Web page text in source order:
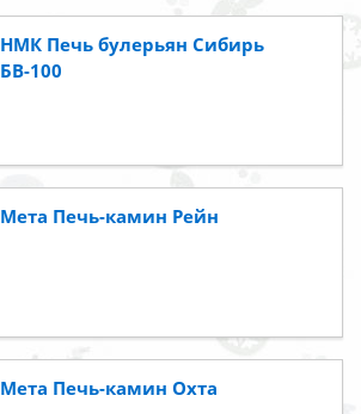
НМК Печь булерьян Сибирь
БВ-100
Мета Печь-камин Рейн
Мета Печь-камин Охта